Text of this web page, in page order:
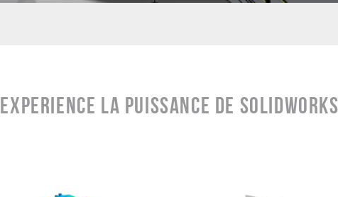
EXPERIENCE LA PUISSANCE DE SOLIDWORKS